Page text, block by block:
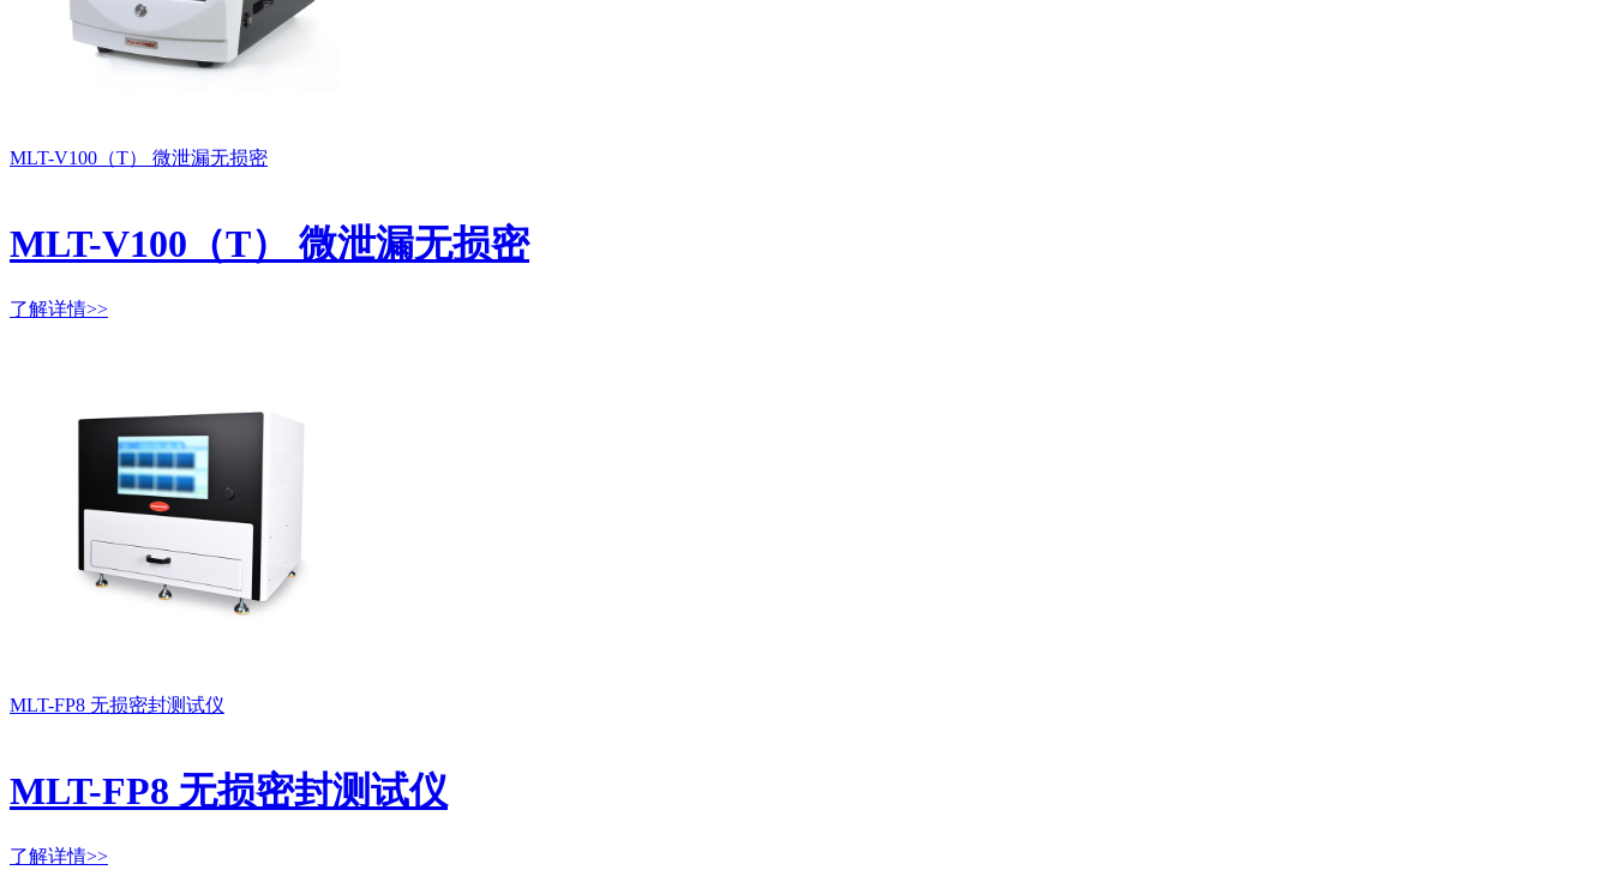
MLT-V100（T） 微泄漏无损密
MLT-V100（T） 微泄漏无损密
了解详情>>
MLT-FP8 无损密封测试仪
MLT-FP8 无损密封测试仪
了解详情>>